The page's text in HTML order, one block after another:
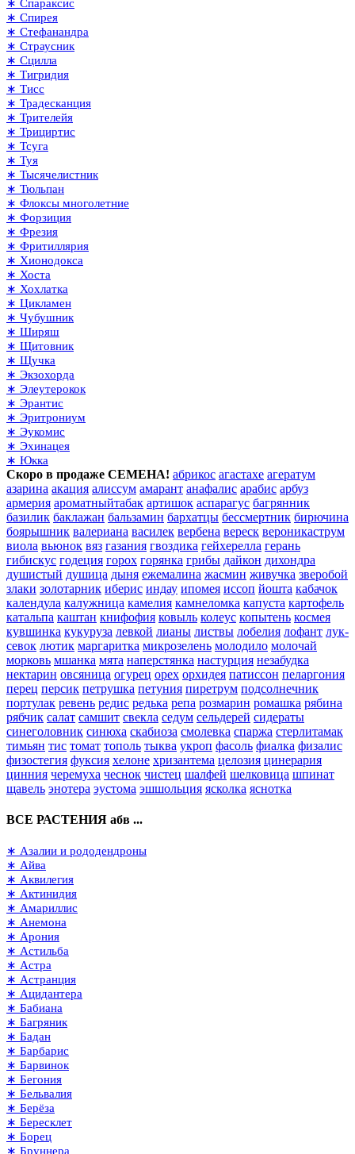
∗ Спараксис
∗ Спирея
∗ Стефанандра
∗ Страусник
∗ Сцилла
∗ Тигридия
∗ Тисс
∗ Традесканция
∗ Трителейя
∗ Трициртис
∗ Тсуга
∗ Туя
∗ Тысячелистник
∗ Тюльпан
∗ Флоксы многолетние
∗ Форзиция
∗ Фрезия
∗ Фритиллярия
∗ Хионодокса
∗ Хоста
∗ Хохлатка
∗ Цикламен
∗ Чубушник
∗ Ширяш
∗ Щитовник
∗ Щучка
∗ Экзохорда
∗ Элеутерокок
∗ Эрантис
∗ Эритрониум
∗ Эукомис
∗ Эхинацея
∗ Юкка
Скоро в продаже СЕМЕНА! абрикос агастахе агератум
азарина акация алиссум амарант анафалис арабис арбуз
армерия ароматныйтабак артишок аспарагус багрянник
базилик баклажан бальзамин бархатцы бессмертник бирючина
боярышник валериана василек вербена вереск вероникаструм
виола вьюнок вяз газания гвоздика гейхерелла герань
гибискус годеция горох горянка грибы дайкон дихондра
душистый душица дыня ежемалина жасмин живучка зверобой
злаки золотарник иберис индау ипомея иссоп йошта кабачок
календула калужница камелия камнеломка капуста картофель
катальпа каштан книфофия ковыль колеус копытень космея
кувшинка кукуруза левкой лианы листвы лобелия лофант лук-
севок лютик маргаритка микрозелень молодило молочай
морковь мшанка мята наперстянка настурция незабудка
нектарин овсяница огурец орех орхидея патиссон пеларгония
перец персик петрушка петуния пиретрум подсолнечник
портулак ревень редис редька репа розмарин ромашка рябина
рябчик салат самшит свекла седум сельдерей сидераты
синеголовник синюха скабиоза смолевка спаржа стерлитамак
тимьян тис томат тополь тыква укроп фасоль фиалка физалис
физостегия фуксия хелоне хризантема целозия цинерария
цинния черемуха чеснок чистец шалфей шелковица шпинат
щавель энотера эустома эшшольция ясколка яснотка
ВСЕ РАСТЕНИЯ абв ...
∗ Азалии и рододендроны
∗ Айва
∗ Аквилегия
∗ Актинидия
∗ Амариллис
∗ Анемона
∗ Арония
∗ Астильба
∗ Астра
∗ Астранция
∗ Ацидантера
∗ Бабиана
∗ Багряник
∗ Бадан
∗ Барбарис
∗ Барвинок
∗ Бегония
∗ Бельвалия
∗ Берёза
∗ Бересклет
∗ Борец
∗ Бруннера